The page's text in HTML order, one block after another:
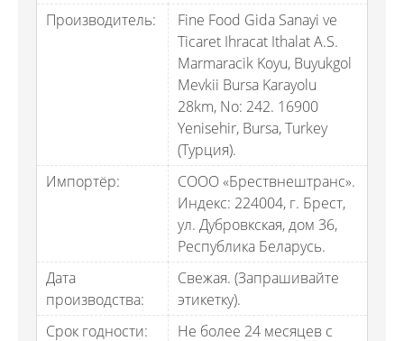
Производитель:
Fine Food Gida Sanayi ve
Ticaret Ihracat Ithalat A.S.
Marmaracik Koyu, Buyukgol
Mevkii Bursa Karayolu
28km, No: 242. 16900
Yenisehir, Bursa, Turkey
(Турция).
Импортёр:
СООО «Брествнештранс».
Индекс: 224004, г. Брест,
ул. Дубровкская, дом 36,
Республика Беларусь.
Дата
производства:
Свежая. (Запрашивайте
этикетку).
Срок годности:
Не более 24 месяцев с